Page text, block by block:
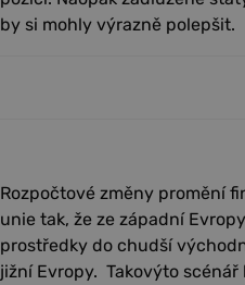
by si mohly výrazně polepšit.
Rozpočtové změny promění
unie tak, že ze západní
prostředky do chudší
jižní Evropy. Takovýto